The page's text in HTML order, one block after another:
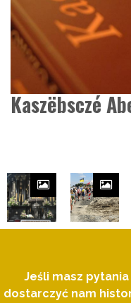
Kaszëbsczé
Jeśli masz
dostarczyć nam